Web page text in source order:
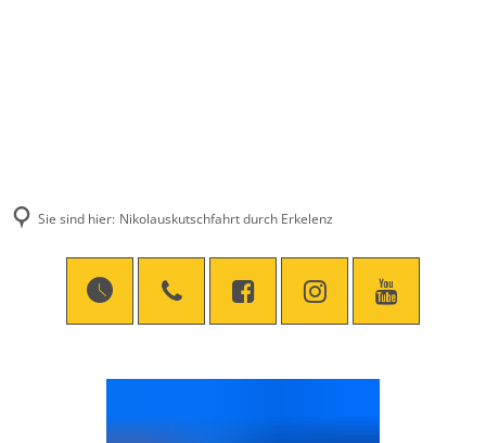
Sie sind hier: Nikolauskutschfahrt durch Erkelenz